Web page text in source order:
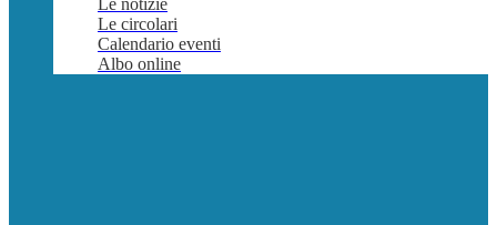
Le notizie
Le circolari
Calendario eventi
Albo online